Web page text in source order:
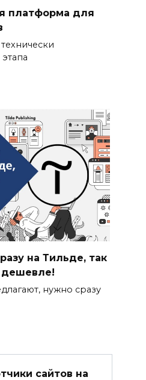
платформа для
на Тильде, так
дешевле!
нужно сразу
сайтов на